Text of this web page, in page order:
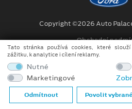
Copyright ©2026 Auto
Obchodní
Ochrana osobních
Prohlášení o zpracování údajů
Při tvorbě videí a obrázků na tomto
tradičních fotografií či videí, počítačem
Tato stránka používá cookies, které
zážitku, k analytice i cílení reklamy.
Nutné
Marketingové
Odmítnout Povolit vybrané